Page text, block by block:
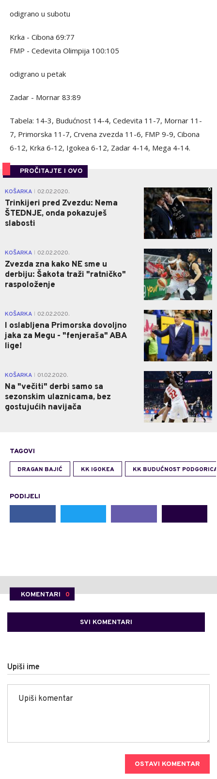
odigrano u subotu
Krka - Cibona 69:77
FMP - Cedevita Olimpija 100:105
odigrano u petak
Zadar - Mornar 83:89
Tabela: 14-3, Budućnost 14-4, Cedevita 11-7, Mornar 11-
7, Primorska 11-7, Crvena zvezda 11-6, FMP 9-9, Cibona
6-12, Krka 6-12, Igokea 6-12, Zadar 4-14, Mega 4-14.
PROČITAJTE I OVO
KOŠARKA 02.02.2020.
Trinkijeri pred Zvezdu: Nema
ŠTEDNJE, onda pokazuješ
slabosti
0
KOŠARKA 02.02.2020.
Zvezda zna kako NE sme u
derbiju: Šakota traži "ratničko"
raspoloženje
0
KOŠARKA 02.02.2020.
I oslabljena Primorska dovoljno
jaka za Megu - "fenjeraša" ABA
lige!
0
KOŠARKA 01.02.2020.
Na "večiti" derbi samo sa
sezonskim ulaznicama, bez
gostujućih navijača
0
TAGOVI
DRAGAN BAJIĆ KK IGOKEA KK BUDUĆNOST
PODIJELI
KOMENTARI 0
SVI KOMENTARI
Upiši ime
OSTAVI KOMENTAR